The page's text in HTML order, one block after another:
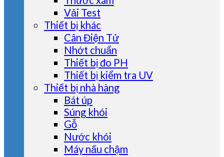
Vải Test
Thiết bị khác
Cân Điện Tử
Nhớt chuẩn
Thiết bị đo PH
Thiết bị kiểm tra UV
Thiết bị nhà hàng
Bát úp
Súng khói
Gỗ
Nước khói
Máy nấu chậm